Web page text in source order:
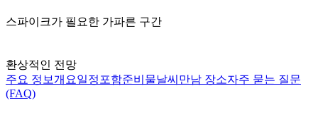
스파이크가 필요한 가파른 구간
환상적인 전망
주요 정보개요일정 포함준비물날씨 만남 장소자주 묻는 질문
(FAQ)